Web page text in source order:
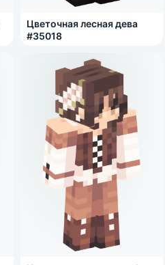
Цветочная лесная дева
#35018